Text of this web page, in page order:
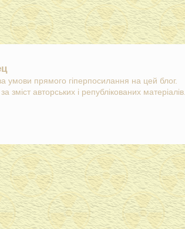
умови прямого гіперпосилання на цей блог.
зміст авторських і републікованих матеріалів..